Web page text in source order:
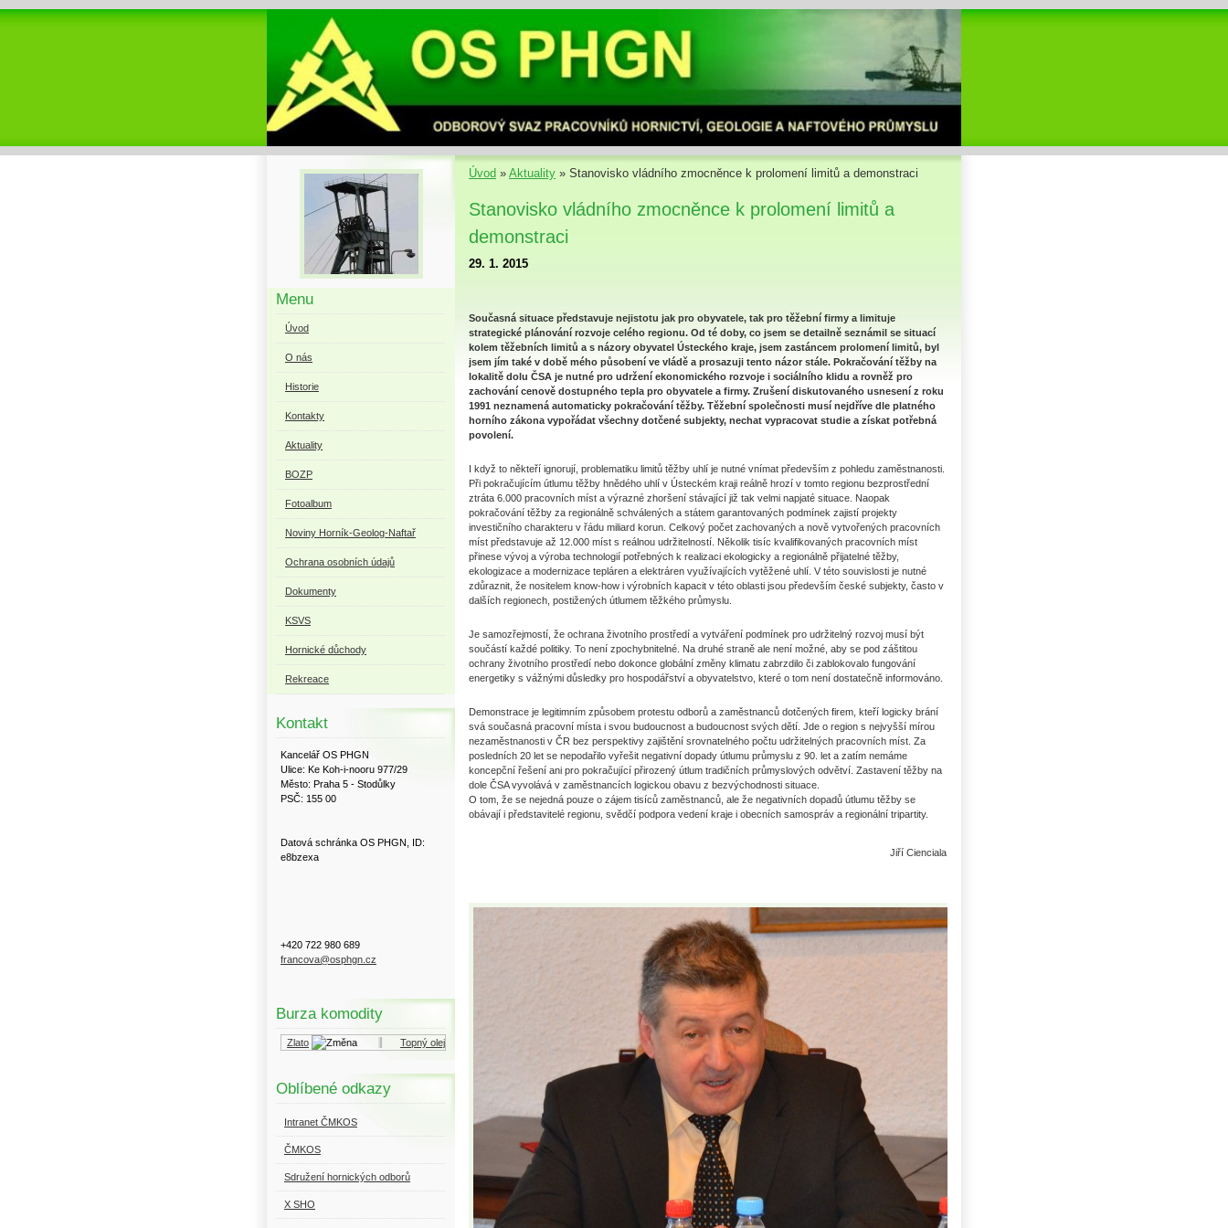
Úvod » Aktuality » Stanovisko vládního zmocněnce k prolomení limitů a demonstraci
Stanovisko vládního zmocněnce k prolomení limitů a
demonstraci
29. 1. 2015
Současná situace představuje nejistotu jak pro obyvatele, tak pro těžební firmy a limituje
strategické plánování rozvoje celého regionu. Od té doby, co jsem se detailně seznámil se situací
kolem těžebních limitů a s názory obyvatel Ústeckého kraje, jsem zastáncem prolomení limitů, byl
jsem jím také v době mého působení ve vládě a prosazuji tento názor stále. Pokračování těžby na
lokalitě dolu ČSA je nutné pro udržení ekonomického rozvoje i sociálního klidu a rovněž pro
zachování cenově dostupného tepla pro obyvatele a firmy. Zrušení diskutovaného usnesení z roku
1991 neznamená automaticky pokračování těžby. Těžební společnosti musí nejdříve dle platného
horního zákona vypořádat všechny dotčené subjekty, nechat vypracovat studie a získat potřebná
povolení.
I když to někteří ignorují, problematiku limitů těžby uhlí je nutné vnímat především z pohledu zaměstnanosti.
Při pokračujícím útlumu těžby hnědého uhlí v Ústeckém kraji reálně hrozí v tomto regionu bezprostřední
ztráta 6.000 pracovních míst a výrazné zhoršení stávající již tak velmi napjaté situace. Naopak
pokračování těžby za regionálně schválených a státem garantovaných podmínek zajistí projekty
investičního charakteru v řádu miliard korun. Celkový počet zachovaných a nově vytvořených pracovních
míst představuje až 12.000 míst s reálnou udržitelností. Několik tisíc kvalifikovaných pracovních míst
přinese vývoj a výroba technologií potřebných k realizaci ekologicky a regionálně přijatelné těžby,
ekologizace a modernizace tepláren a elektráren využívajících vytěžené uhlí. V této souvislosti je nutné
zdůraznit, že nositelem know-how i výrobních kapacit v této oblasti jsou především české subjekty, často v
dalších regionech, postižených útlumem těžkého průmyslu.
Je samozřejmostí, že ochrana životního prostředí a vytváření podmínek pro udržitelný rozvoj musí být
součástí každé politiky. To není zpochybnitelné. Na druhé straně ale není možné, aby se pod záštitou
ochrany životního prostředí nebo dokonce globální změny klimatu zabrzdilo či zablokovalo fungování
energetiky s vážnými důsledky pro hospodářství a obyvatelstvo, které o tom není dostatečně informováno.
Demonstrace je legitimním způsobem protestu odborů a zaměstnanců dotčených firem, kteří logicky brání
svá současná pracovní místa i svou budoucnost a budoucnost svých dětí. Jde o region s nejvyšší mírou
nezaměstnanosti v ČR bez perspektivy zajištění srovnatelného počtu udržitelných pracovních míst. Za
posledních 20 let se nepodařilo vyřešit negativní dopady útlumu průmyslu z 90. let a zatím nemáme
koncepční řešení ani pro pokračující přirozený útlum tradičních průmyslových odvětví. Zastavení těžby na
dole ČSA vyvolává v zaměstnancích logickou obavu z bezvýchodnosti situace.
O tom, že se nejedná pouze o zájem tisíců zaměstnanců, ale že negativních dopadů útlumu těžby se
obávají i představitelé regionu, svědčí podpora vedení kraje i obecních samospráv a regionální tripartity.
Jiří Cienciala
Menu
Úvod
O nás
Historie
Kontakty
Aktuality
BOZP
Fotoalbum
Noviny Horník-Geolog-Naftař
Ochrana osobních údajů
Dokumenty
KSVS
Hornické důchody
Rekreace
Kontakt
Kancelář OS PHGN
Ulice: Ke Koh-i-nooru 977/29
Město: Praha 5 - Stodůlky
PSČ: 155 00
Datová schránka OS PHGN, ID:
e8bzexa
+420 722 980 689
francova@osphgn.cz
Burza komodity
Zlato Topný olej Motorová nafta
Oblíbené odkazy
Intranet ČMKOS
ČMKOS
Sdružení hornických odborů
X SHO